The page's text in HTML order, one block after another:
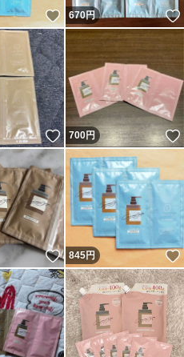
いいね！
670円
いいね！
700円
いいね！
845円